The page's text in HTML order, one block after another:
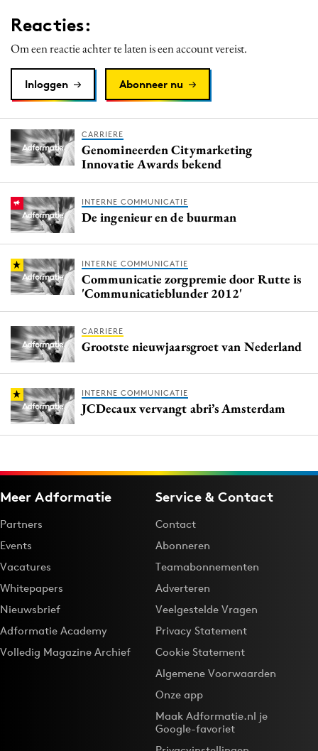
Reacties:
Om een reactie achter te laten is een account vereist.
Inloggen Abonneer nu
CARRIERE
Genomineerden Citymarketing
Innovatie Awards bekend
INTERNE COMMUNICATIE
De ingenieur en de buurman
INTERNE COMMUNICATIE
Communicatie zorgpremie door Rutte is
'Communicatieblunder 2012'
CARRIERE
Grootste nieuwjaarsgroet van Nederland
INTERNE COMMUNICATIE
JCDecaux vervangt abri’s Amsterdam
Meer Adformatie
Partners
Events
Vacatures
Whitepapers
Nieuwsbrief
Adformatie Academy
Volledig Magazine Archief
Service & Contact
Contact
Abonneren
Teamabonnementen
Adverteren
Veelgestelde Vragen
Privacy Statement
Cookie Statement
Algemene Voorwaarden
Onze app
Maak Adformatie.nl je
Google-favoriet